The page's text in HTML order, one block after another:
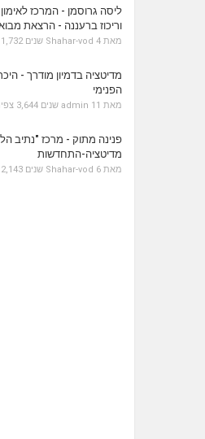
ליסה גרוסמן - המרכז
וריכוז ברעננה - הרצאת
מאת Shahar-vod 4 שנים 1,732 צפיות
מדיטציה בדמיון מודרך -
הפנימי
מאת admin 11 שנים 3,644 צפיות
פנינה מתוק - מרכז "נתיב
מדיטציה-התחדשות
מאת Shahar-vod 6 שנים 2,143 צפיות